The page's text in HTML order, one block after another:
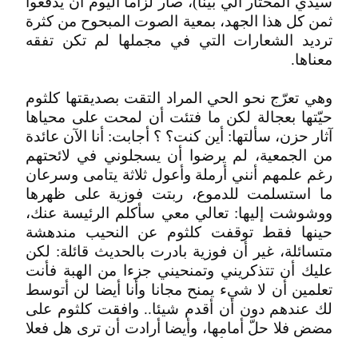
ثمن كل هذا الجهد، بمعية الصوت المبحوح من كثرة
ترديد الشعارات التي في مجملها لم تكن تفقه
معناها.
وهي تعرّج نحو الحي المراد التقت بصديقتها كلثوم
حيّتها بعجالة لكن ما فتئت أن لمحت على محياها
آثار حزن، سألتها: أين كنت؟ ؟ أجابت: أنا الآن عائدة
من الجمعية، لم يرضوا أن يسجلوني في لائحتهم
رغم علمهم أنني أرملة وأعول ثلاثة يتامى وسرعان
ما استسلمت للدموع، ربتت فوزية على ظهرها
ووشوشت إليها: تعالي معي سأكلم الرئيسة عنك،
حينها فقط توقفت كلثوم عن النحيب مندهشة
متسائلة، غير أن فوزية بادرت بالحديث قائلة: لكن
عليك أن تتذكريني وتمنحيني جزءا من الهبة فأنت
تعلمين أن لا شيء يمنح مجانا وأنا أيضا لن أتوسط
لك عندهم دون أن أقدم شيئا.. وافقت كلثوم على
مضض فلا حلّ أمامها، وأيضا أرادت أن ترى هل فعلا